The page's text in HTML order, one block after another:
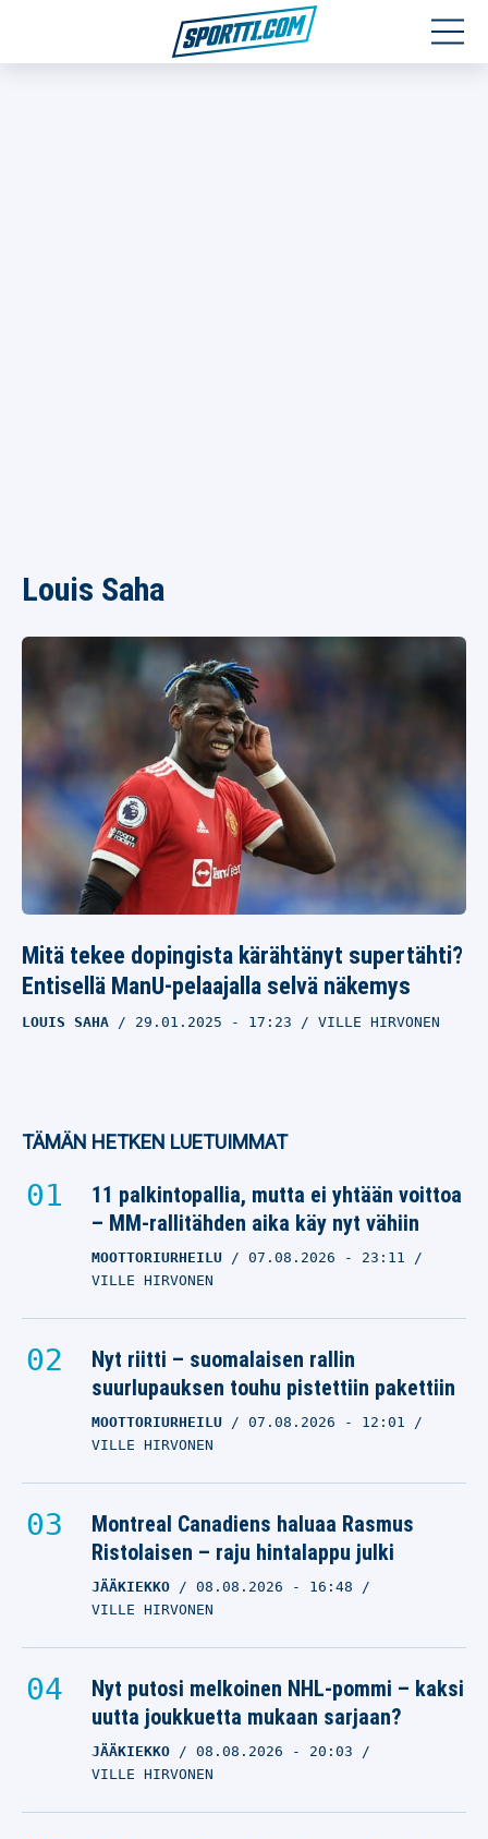
Louis Saha
Mitä tekee dopingista kärähtänyt supertähti?
Entisellä ManU-pelaajalla selvä näkemys
LOUIS SAHA 29.01.2025 - 17:23 VILLE HIRVONEN
TÄMÄN HETKEN LUETUIMMAT
11 palkintopallia, mutta ei yhtään voittoa
– MM-rallitähden aika käy nyt vähiin
MOOTTORIURHEILU 07.08.2026 - 23:11
VILLE HIRVONEN
Nyt riitti – suomalaisen rallin
suurlupauksen touhu pistettiin pakettiin
MOOTTORIURHEILU 07.08.2026 - 12:01
VILLE HIRVONEN
Montreal Canadiens haluaa Rasmus
Ristolaisen – raju hintalappu julki
JÄÄKIEKKO 08.08.2026 - 16:48
VILLE HIRVONEN
Nyt putosi melkoinen NHL-pommi – kaksi
uutta joukkuetta mukaan sarjaan?
JÄÄKIEKKO 08.08.2026 - 20:03
VILLE HIRVONEN